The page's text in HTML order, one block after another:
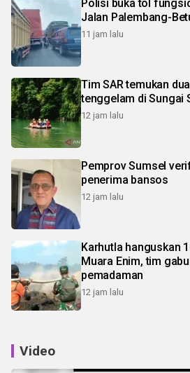
Polisi buka tol
Jalan Palembang-
11 jam lalu
Tim SAR temukan
tenggelam di Sungai
12 jam lalu
Pemprov Sumsel
penerima bansos
12 jam lalu
Karhutla hanguskan
Muara Enim, tim
pemadaman
12 jam lalu
Video